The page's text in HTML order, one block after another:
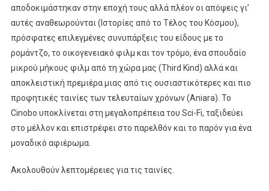
αποδοκιμάστηκαν στην εποχή τους αλλά πλέον οι απόψεις γι’
αυτές αναθεωρούνται (Ιστορίες από το Τέλος του Κόσμου),
πρόσφατες επιλεγμένες συνυπάρξεις του είδους με το
ρομάντζο, το οικογενειακό φιλμ και τον τρόμο, ένα σπουδαίο
μικρού μήκους φιλμ από τη χώρα μας (Third Kind) αλλά και
αποκλειστική πρεμιέρα μιας από τις ουσιαστικότερες και πιο
προφητικές ταινίες των τελευταίων χρόνων (Aniara). Το
Cinobo υποκλίνεται στη μεγαλοπρέπεια του Sci-Fi, ταξιδεύει
στο μέλλον και επιστρέφει στο παρελθόν και το παρόν για ένα
μοναδικό αφιέρωμα.
Ακολουθούν λεπτομέρειες για τις ταινίες.